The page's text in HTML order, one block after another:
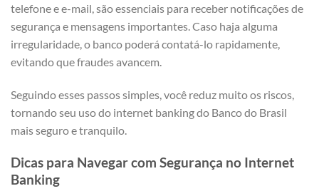
telefone e e-mail, são essenciais para receber notificações de
segurança e mensagens importantes. Caso haja alguma
irregularidade, o banco poderá contatá-lo rapidamente,
evitando que fraudes avancem.
Seguindo esses passos simples, você reduz muito os riscos,
tornando seu uso do internet banking do Banco do Brasil
mais seguro e tranquilo.
Dicas para Navegar com Segurança no Internet
Banking